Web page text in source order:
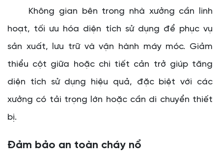
Không gian bên trong nhà xưởng cần linh
hoạt, tối ưu hóa diện tích sử dụng để phục vụ
sản xuất, lưu trữ và vận hành máy móc. Giảm
thiểu cột giữa hoặc chi tiết cản trở giúp tăng
diện tích sử dụng hiệu quả, đặc biệt với các
xưởng có tải trọng lớn hoặc cần di chuyển thiết
bị.
Đảm bảo an toàn cháy nổ